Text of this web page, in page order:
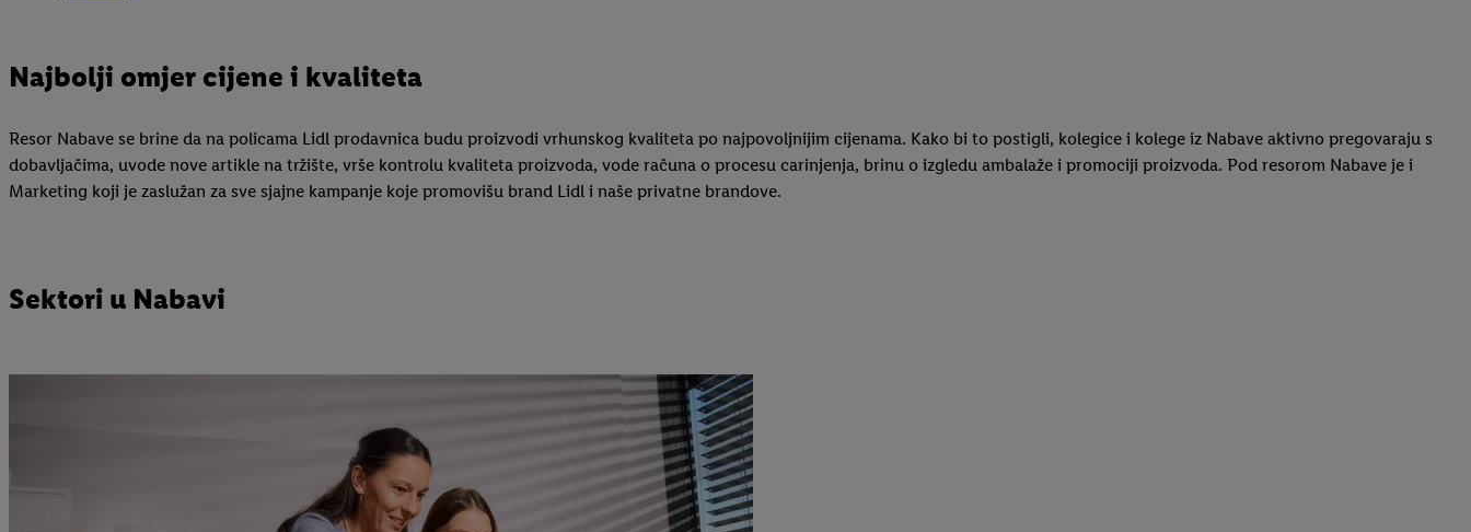
Najbolji omjer cijene i kvaliteta
Resor Nabave se brine da na policama Lidl prodavnica budu proizvodi vrhunskog kvaliteta po najpovoljnijim cijenama. Kako bi to postigli, kolegice i kolege iz Nabave aktivno pregovaraju s
dobavljačima, uvode nove artikle na tržište, vrše kontrolu kvaliteta proizvoda, vode računa o procesu carinjenja, brinu o izgledu ambalaže i promociji proizvoda. Pod resorom Nabave je i
Marketing koji je zaslužan za sve sjajne kampanje koje promovišu brand Lidl i naše privatne brandove.
Sektori u Nabavi